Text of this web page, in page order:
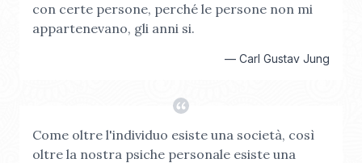
con certe persone, perché le persone non mi
appartenevano, gli anni si.
— Carl Gustav Jung
Come oltre l'individuo esiste una società, così
oltre la nostra psiche personale esiste una